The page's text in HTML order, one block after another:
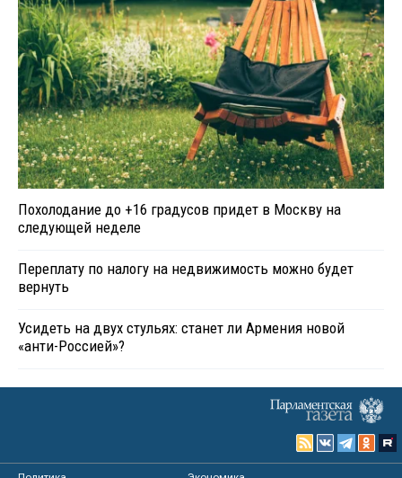
Похолодание до +16 градусов придет в Москву на
следующей неделе
Переплату по налогу на недвижимость можно будет
вернуть
Усидеть на двух стульях: станет ли Армения новой
«анти-Россией»?